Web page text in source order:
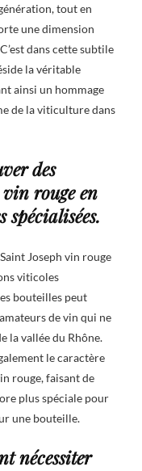
tout en
une dimension
dans cette subtile
la véritable
ainsi un hommage
de la viticulture dans
des
rouge en
spécialisées.
Joseph vin rouge
viticoles
bouteilles peut
de vin qui ne
la vallée du Rhône.
le caractère
rouge, faisant de
plus spéciale pour
une bouteille.
nécessiter